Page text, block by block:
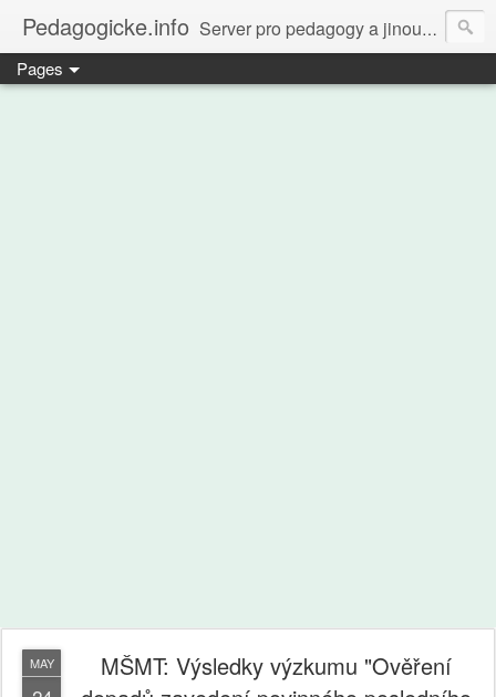
Pedagogicke.info Server pro pedagogy a jinou zvířenu
Pages
MAY
MŠMT: Výsledky výzkumu "Ověření